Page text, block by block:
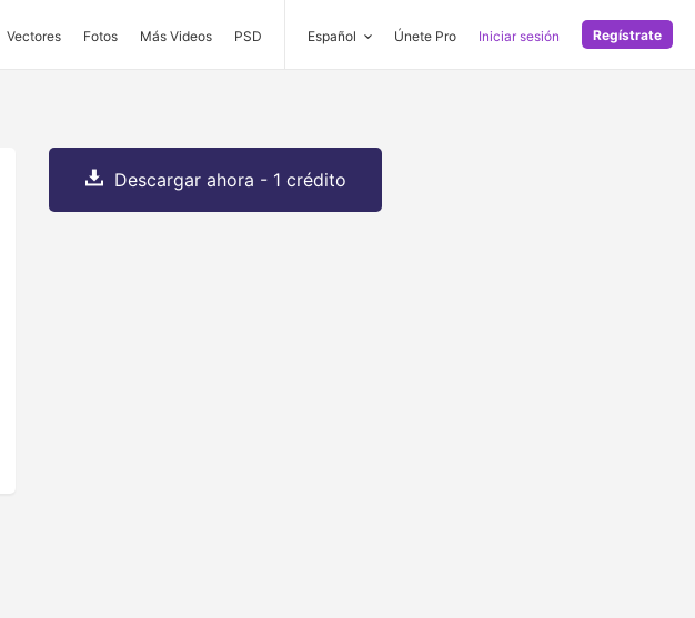
Vectores Fotos Más Videos PSD Español Únete Pro Iniciar sesión Regístrate
Descargar ahora - 1 crédito